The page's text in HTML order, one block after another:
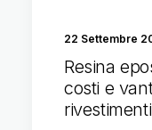
22 Settembre
Resina
costi e
rivestimenti